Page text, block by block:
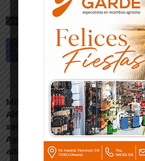
Artículo anterior
Milagro rinde homenaje a
Alfredo Hernández Oscoz,
secretario del
Ayuntamiento durante 40
años